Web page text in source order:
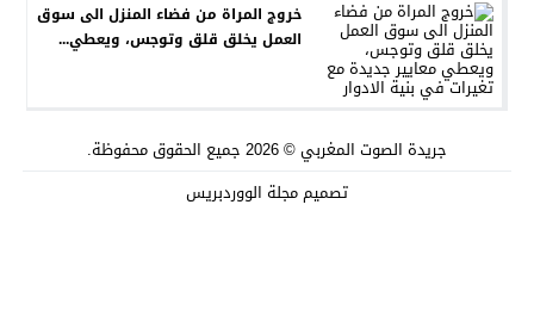
خروج المراة من فضاء المنزل الى سوق
العمل يخلق قلق وتوجس، ويعطي...
جريدة الصوت المغربي© 2026 جميع الحقوق محفوظة.
تصميممجلة الووردبريس